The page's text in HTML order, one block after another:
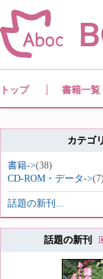
トップ 書籍一覧
カテゴリ
書籍->(38)
CD-ROM・データ->(7)
話題の新刊...
話題の新刊